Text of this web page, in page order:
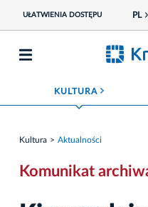
UŁATWIENIA DOSTĘPU PL
KULTURA ROZWIŃ MENU
Kultura Aktualności
Komunikat